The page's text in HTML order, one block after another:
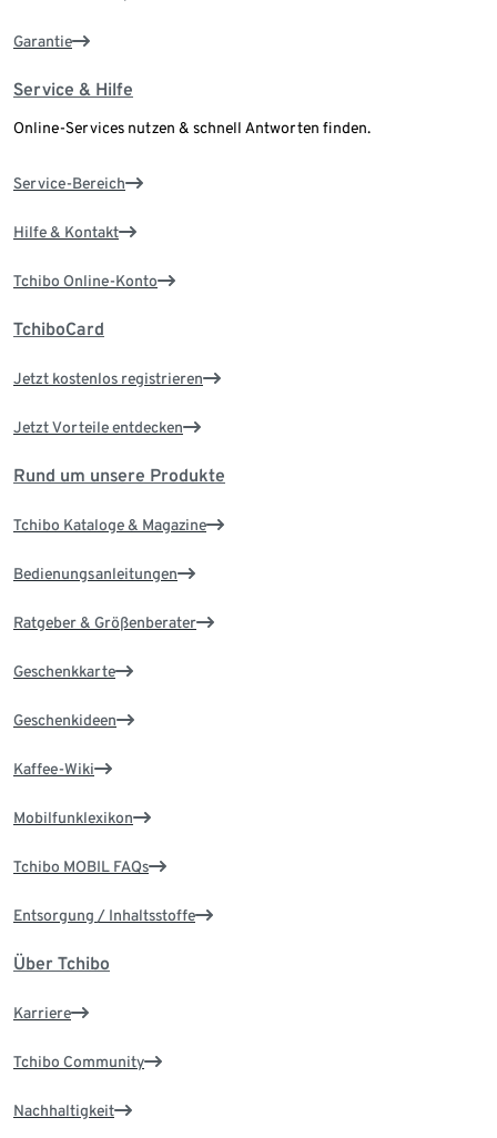
Garantie
Service & Hilfe
Online-Services nutzen & schnell Antworten finden.
Service-Bereich
Hilfe & Kontakt
Tchibo Online-Konto
TchiboCard
Jetzt kostenlos registrieren
Jetzt Vorteile entdecken
Rund um unsere Produkte
Tchibo Kataloge & Magazine
Bedienungsanleitungen
Ratgeber & Größenberater
Geschenkkarte
Geschenkideen
Kaffee-Wiki
Mobilfunklexikon
Tchibo MOBIL FAQs
Entsorgung / Inhaltsstoffe
Über Tchibo
Karriere
Tchibo Community
Nachhaltigkeit